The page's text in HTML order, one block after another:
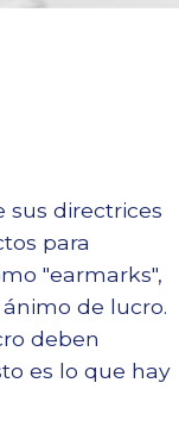
sus directrices
para
"earmarks",
de lucro.
deben
es lo que hay